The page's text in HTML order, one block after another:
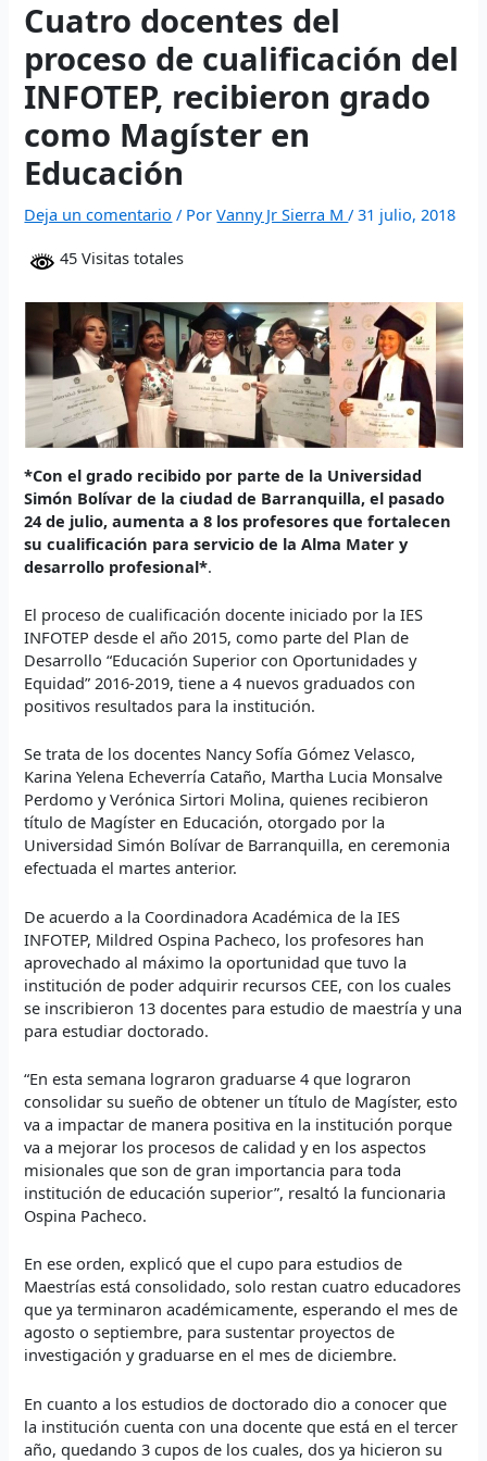
website
- Execute fast trades and manage liquidity with low
slippage.
polymarket - trade on real-world event outcomes with low
fees.
Polymarket- place informed bets and hedge crypto risk
efficiently.
Cuatro docentes del
proceso de cualificación del
INFOTEP, recibieron grado
como Magíster en
Educación
Deja un comentario / PorVanny Jr Sierra M/31 julio, 2018
45 Visitas totales
*Con el grado recibido por parte de la Universidad
Simón Bolívar de la ciudad de Barranquilla, el pasado
24 de julio, aumenta a 8 los profesores que fortalecen
su cualificación para servicio de la Alma Mater y
desarrollo profesional*.
El proceso de cualificación docente iniciado por la IES
INFOTEP desde el año 2015, como parte del Plan de
Desarrollo “Educación Superior con Oportunidades y
Equidad” 2016-2019, tiene a 4 nuevos graduados con
positivos resultados para la institución.
Se trata de los docentes Nancy Sofía Gómez Velasco,
Karina Yelena Echeverría Cataño, Martha Lucia Monsalve
Perdomo y Verónica Sirtori Molina, quienes recibieron
título de Magíster en Educación, otorgado por la
Universidad Simón Bolívar de Barranquilla, en ceremonia
efectuada el martes anterior.
De acuerdo a la Coordinadora Académica de la IES
INFOTEP, Mildred Ospina Pacheco, los profesores han
aprovechado al máximo la oportunidad que tuvo la
institución de poder adquirir recursos CEE, con los cuales
se inscribieron 13 docentes para estudio de maestría y una
para estudiar doctorado.
“En esta semana lograron graduarse 4 que lograron
consolidar su sueño de obtener un título de Magíster, esto
va a impactar de manera positiva en la institución porque
va a mejorar los procesos de calidad y en los aspectos
misionales que son de gran importancia para toda
institución de educación superior”, resaltó la funcionaria
Ospina Pacheco.
En ese orden, explicó que el cupo para estudios de
Maestrías está consolidado, solo restan cuatro educadores
que ya terminaron académicamente, esperando el mes de
agosto o septiembre, para sustentar proyectos de
investigación y graduarse en el mes de diciembre.
En cuanto a los estudios de doctorado dio a conocer que
la institución cuenta con una docente que está en el tercer
año, quedando 3 cupos de los cuales, dos ya hicieron su